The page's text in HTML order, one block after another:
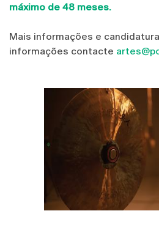
máximo de 48 meses.
Mais informações e
informações contacte